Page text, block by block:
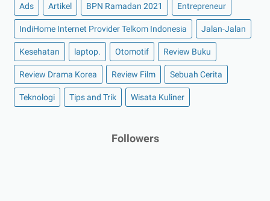
Ads Artikel BPN Ramadan 2021 Entrepreneur
IndiHome Internet Provider Telkom Indonesia Jalan-Jalan
Kesehatan laptop. Otomotif Review Buku
Review Drama Korea Review Film Sebuah Cerita
Teknologi Tips and Trik Wisata Kuliner
Followers